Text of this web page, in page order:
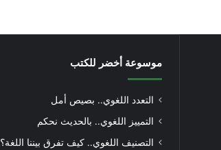
موسوعة أخضر للكتب
التعدد اللغوي.. بصيص أمل
التمييز اللغوي.. بالحديث نحكم
التصنيف اللغوي.. كيف تفرق بيننا اللغة؟